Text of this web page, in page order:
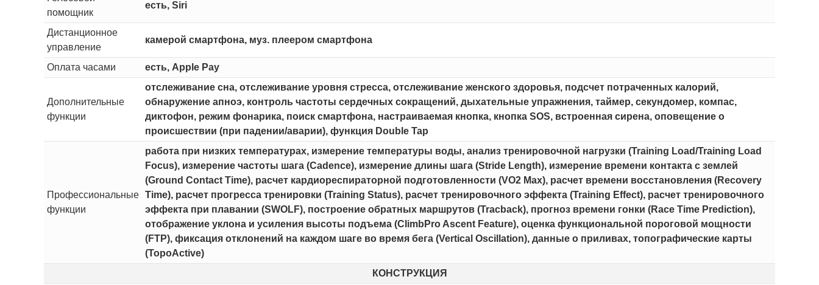
помощник
есть, Siri
Дистанционное
управление
камерой смартфона, муз. плеером смартфона
Оплата часами есть, Apple Pay
Дополнительные
функции
отслеживание сна, отслеживание уровня стресса, отслеживание женского здоровья, подсчет потраченных калорий,
обнаружение апноэ, контроль частоты сердечных сокращений, дыхательные упражнения, таймер, секундомер, компас,
диктофон, режим фонарика, поиск смартфона, настраиваемая кнопка, кнопка SOS, встроенная сирена, оповещение о
происшествии (при падении/аварии), функция Double Tap
Профессиональные
функции
работа при низких температурах, измерение температуры воды, анализ тренировочной нагрузки (Training Load/Training Load
Focus), измерение частоты шага (Cadence), измерение длины шага (Stride Length), измерение времени контакта с землей
(Ground Contact Time), расчет кардиореспираторной подготовленности (VO2 Max), расчет времени восстановления (Recovery
Time), расчет прогресса тренировки (Training Status), расчет тренировочного эффекта (Training Effect), расчет тренировочного
эффекта при плавании (SWOLF), построение обратных маршрутов (Tracback), прогноз времени гонки (Race Time Prediction),
отображение уклона и усиления высоты подъема (ClimbPro Ascent Feature), оценка функциональной пороговой мощности
(FTP), фиксация отклонений на каждом шаге во время бега (Vertical Oscillation), данные о приливах, топографические карты
(TopoActive)
КОНСТРУКЦИЯ